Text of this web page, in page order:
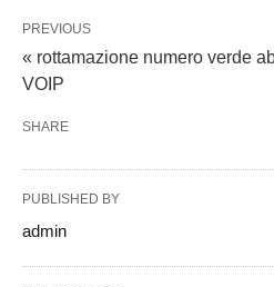
PREVIOUS
« rottamazione numero verde
VOIP
SHARE
PUBLISHED BY
admin